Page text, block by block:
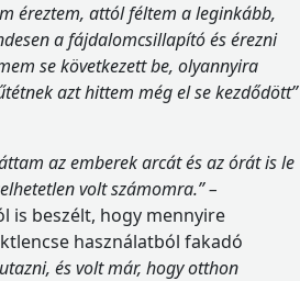
éreztem, attól féltem a leginkább,
a fájdalomcsillapító és érezni
se következett be, olyannyira
azt hittem még el se kezdődött”
az emberek arcát és az órát is le
volt számomra.” –
is beszélt, hogy mennyire
használatból fakadó
és volt már, hogy otthon